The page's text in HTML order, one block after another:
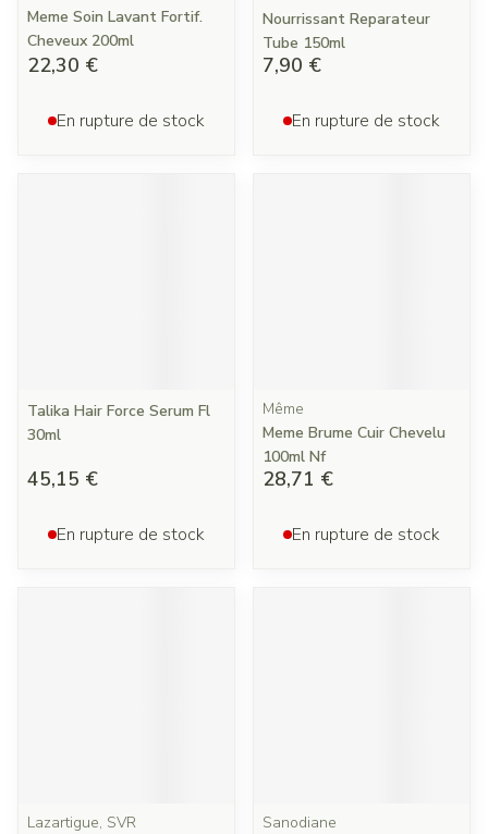
Meme Soin Lavant Fortif.
Cheveux 200ml
22,30 €
En rupture de stock
Nourrissant Reparateur
Tube 150ml
7,90 €
En rupture de stock
Talika Hair Force Serum Fl
30ml
45,15 €
En rupture de stock
Même
Meme Brume Cuir Chevelu
100ml Nf
28,71 €
En rupture de stock
Lazartigue, SVR
Sanodiane